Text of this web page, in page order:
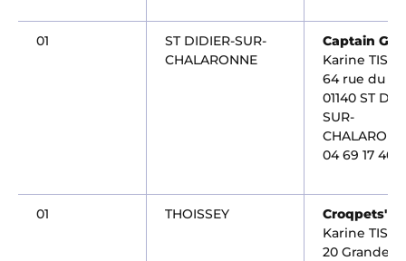
01
ST DIDIER-SUR-
CHALARONNE
Captain
Karine
64 rue du
01140 ST
SUR-
04 69 17 40
01 THOISSEY
Croqpets'
Karine
20 Grande